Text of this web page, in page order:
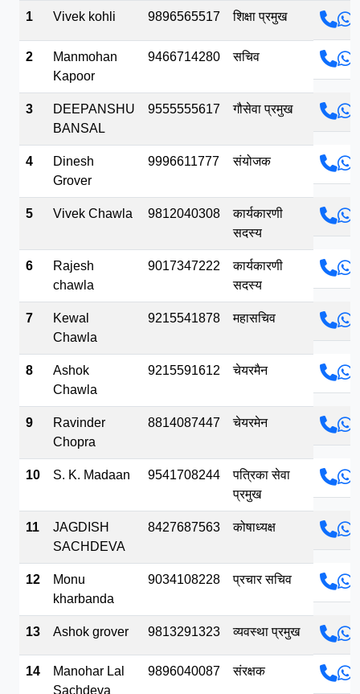
1 Vivek kohli 9896565517 शिक्षा प्रमुख
2
Manmohan
Kapoor
9466714280 सचिव
3
DEEPANSHU
BANSAL
9555555617 गौसेवा प्रमुख
4
Dinesh
Grover
9996611777 संयोजक
5 Vivek Chawla 9812040308
कार्यकारणी
सदस्य
6
Rajesh
chawla
9017347222
कार्यकारणी
सदस्य
7
Kewal
Chawla
9215541878 महासचिव
8
Ashok
Chawla
9215591612 चेयरमैन
9
Ravinder
Chopra
8814087447 चेयरमेन
10 S. K. Madaan 9541708244
पत्रिका सेवा
प्रमुख
11
JAGDISH
SACHDEVA
8427687563 कोषाध्यक्ष
12
Monu
kharbanda
9034108228 प्रचार सचिव
13 Ashok grover 9813291323 व्यवस्था प्रमुख
14
Manohar Lal
Sachdeva
9896040087 संरक्षक